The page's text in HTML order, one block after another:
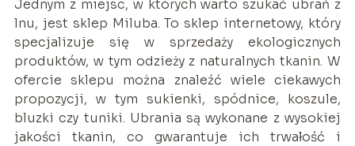
Jednym z miejsc, w których warto szukać ubrań z
lnu, jest sklep Miluba. To sklep internetowy, który
specjalizuje się w sprzedaży ekologicznych
produktów, w tym odzieży z naturalnych tkanin. W
ofercie sklepu można znaleźć wiele ciekawych
propozycji, w tym sukienki, spódnice, koszule,
bluzki czy tuniki. Ubrania są wykonane z wysokiej
jakości tkanin, co gwarantuje ich trwałość i